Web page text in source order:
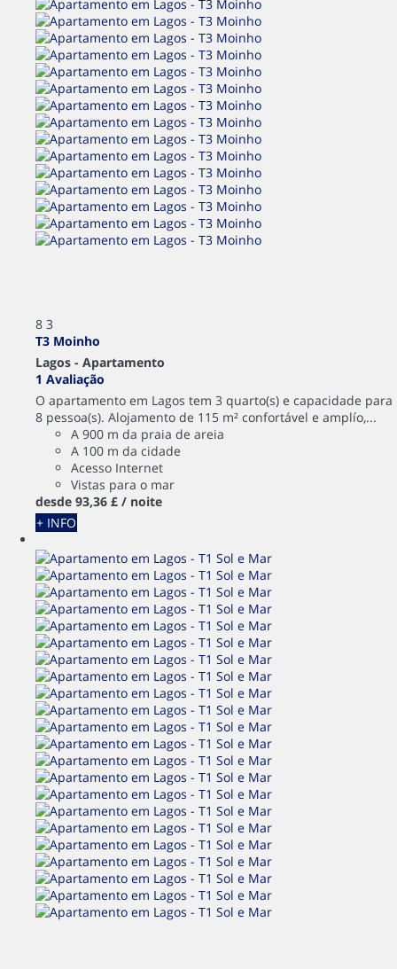
8 3
T3 Moinho
Lagos - Apartamento
1 Avaliação
O apartamento em Lagos tem 3 quarto(s) e capacidade para
8 pessoa(s). Alojamento de 115 m² confortável e amplío,...
A 900 m da praia de areia
A 100 m da cidade
Acesso Internet
Vistas para o mar
desde 93,36 £ / noite
+ INFO